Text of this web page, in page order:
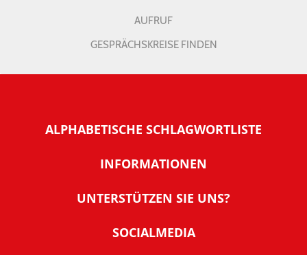
AUFRUF
GESPRÄCHSKREISE FINDEN
ALPHABETISCHE SCHLAGWORTLISTE
INFORMATIONEN
Warum NachDenkSeiten
Tipps zur Nutzung der NachDenkSeiten
UNTERSTÜTZEN SIE UNS?
SOCIALMEDIA